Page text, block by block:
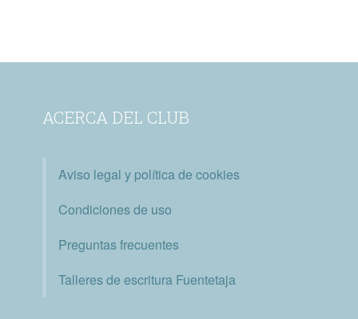
ACERCA DEL CLUB
Aviso legal y política de cookies
Condiciones de uso
Preguntas frecuentes
Talleres de escritura Fuentetaja